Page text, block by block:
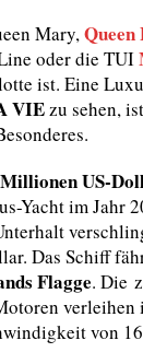
Mary,
oder die TUI
ist. Eine
VIEzu sehen,
US-
Yacht im Jahr
Das Schiff
Flagge. Die
verleihen
von